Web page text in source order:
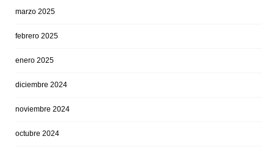
marzo 2025
febrero 2025
enero 2025
diciembre 2024
noviembre 2024
octubre 2024